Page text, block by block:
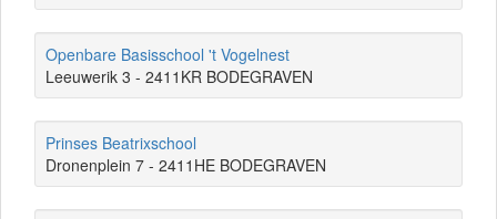
Openbare Basisschool 't Vogelnest
Leeuwerik 3 - 2411KR BODEGRAVEN
Prinses Beatrixschool
Dronenplein 7 - 2411HE BODEGRAVEN